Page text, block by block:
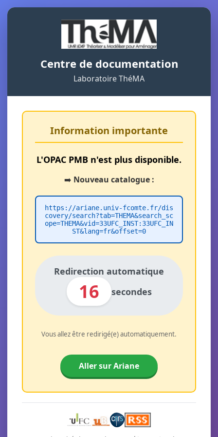
Centre de documentation
Laboratoire ThéMA
Information importante
L'OPAC PMB n'est plus disponible.
➡️ Nouveau catalogue :
https://ariane.univ-fcomte.fr/dis
covery/search?tab=THEMA&search_sc
ope=THEMA&vid=33UFC_INST:33UFC_IN
ST&lang=fr&offset=0
Redirection automatique
16 secondes
Vous allez être redirigé(e) automatiquement.
Aller sur Ariane